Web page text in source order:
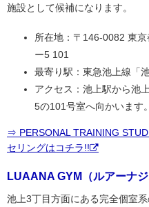
施設として候補になります。
所在地：〒146-0082 東
ー5 101
最寄り駅：東急池上線「
アクセス：池上駅から池
5の101号室へ向かいます。
⇒ PERSONAL TRAINING
セリングはコチラ!!
LUAANA GYM（ルアーナ
池上3丁目方面にある完全個室